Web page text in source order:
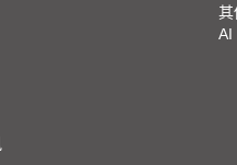
其
AI